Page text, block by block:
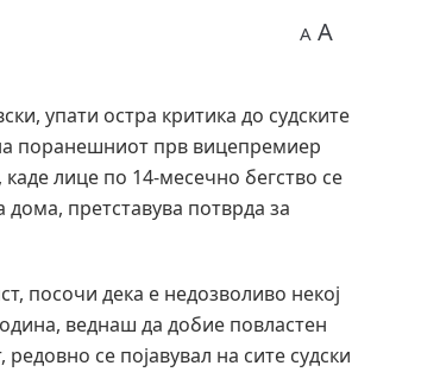
A A
упати остра критика до судските
поранешниот прв вицепремиер
лице по 14-месечно бегство се
претставува потврда за
посочи дека е недозволиво некој
веднаш да добие повластен
се појавувал на сите судски